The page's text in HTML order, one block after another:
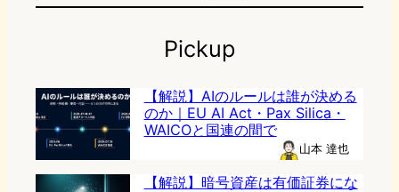
Pickup
【解説】AIのルールは誰が決める
のか｜EU AI Act・Pax Silica・
WAICOと国連の間で
山本 達也
【解説】暗号資産は有価証券にな